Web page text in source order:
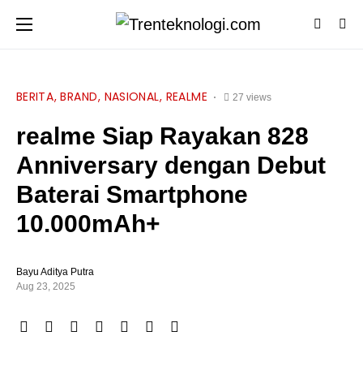
BERITA BRAND NASIONAL REALME 27 views
realme Siap Rayakan 828
Anniversary dengan Debut
Baterai Smartphone
10.000mAh+
Bayu Aditya Putra
Aug 23, 2025